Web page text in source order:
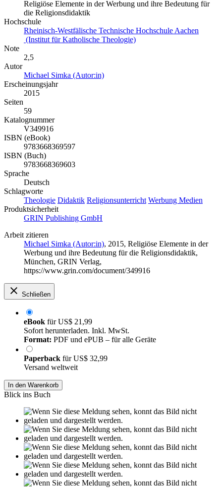
Religiöse Elemente in der Werbung und ihre Bedeutung für
die Religionsdidaktik
Hochschule
Rheinisch-Westfälische Technische Hochschule Aachen
(Institut für Katholische Theologie)
Note
2,5
Autor
Michael Simka (Autor:in)
Erscheinungsjahr
2015
Seiten
59
Katalognummer
V349916
ISBN (eBook)
9783668369597
ISBN (Buch)
9783668369603
Sprache
Deutsch
Schlagworte
Theologie Didaktik Religionsunterricht Werbung Medien
Produktsicherheit
GRIN Publishing GmbH
Arbeit zitieren
Michael Simka (Autor:in), 2015, Religiöse Elemente in der
Werbung und ihre Bedeutung für die Religionsdidaktik,
München, GRIN Verlag,
https://www.grin.com/document/349916
Schließen
eBook fürUS$ 21,99
Sofort herunterladen. Inkl. MwSt.
Format: PDF und ePUB – für alle Geräte
Paperback fürUS$ 32,99
Versand weltweit
In den Warenkorb
Blick ins Buch